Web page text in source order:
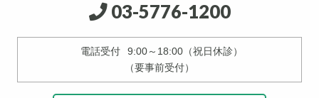
03-5776-1200
電話受付
9:00～18:00（祝日休診）
（要事前受付）